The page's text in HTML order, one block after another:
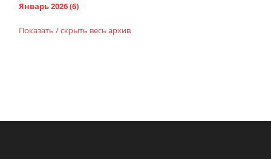
Январь 2026 (6)
Показать / скрыть весь архив